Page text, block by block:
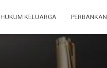
HUKUM KELUARGA PERBANKAN